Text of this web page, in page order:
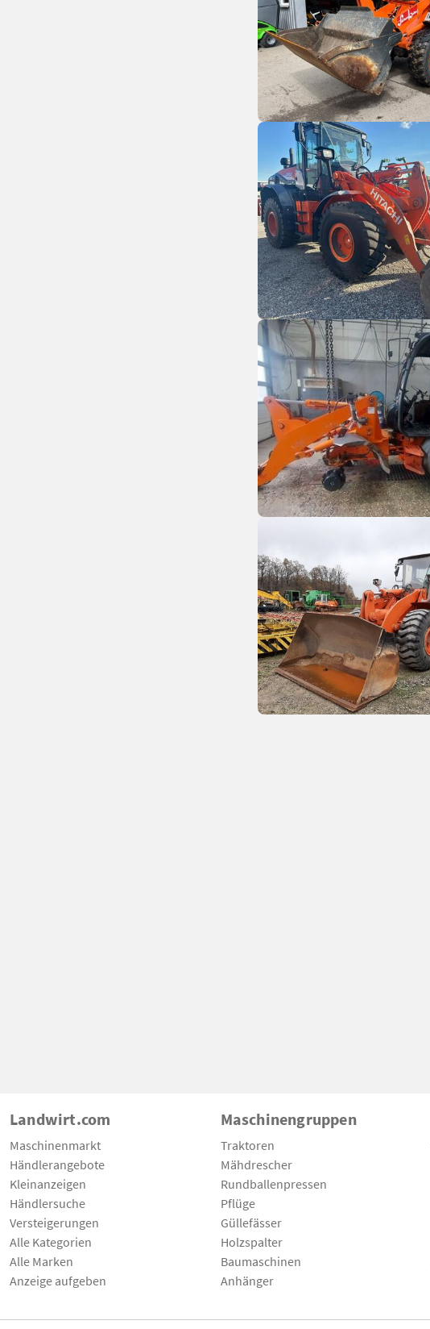
Landwirt.com
Maschinenmarkt
Händlerangebote
Kleinanzeigen
Händlersuche
Versteigerungen
Alle Kategorien
Alle Marken
Anzeige aufgeben
Maschinengruppen
Traktoren
Mähdrescher
Rundballenpressen
Pflüge
Güllefässer
Holzspalter
Baumaschinen
Anhänger